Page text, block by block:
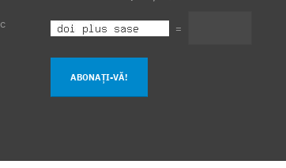
=
ABONAȚI-VĂ!